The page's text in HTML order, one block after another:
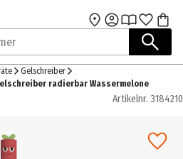
Zum Hauptinhalt
Gelschreiber
radierbar Wassermelone
Artikelnr. 3184210